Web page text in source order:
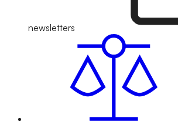
newsletters